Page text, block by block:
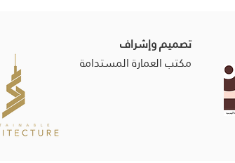
تصميم وإشراف
مكتب العمارة المستدامة